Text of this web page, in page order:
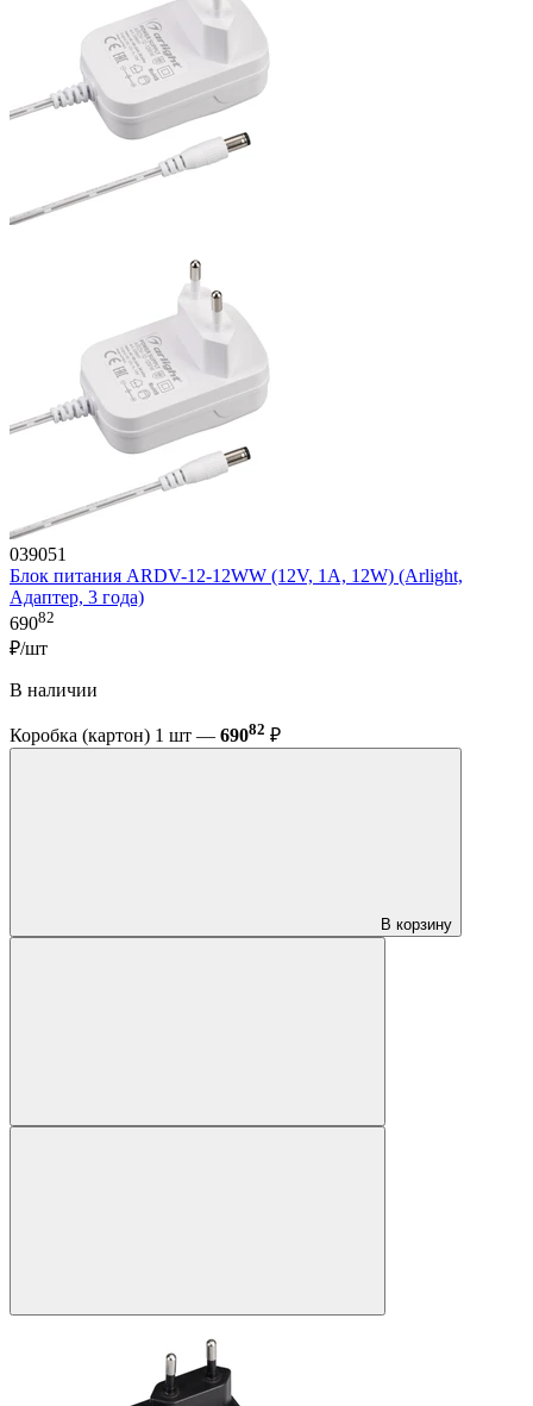
039051
Блок питания ARDV-12-12WW (12V, 1A, 12W) (Arlight,
Адаптер, 3 года)
69082
₽/шт
В наличии
Коробка (картон) 1 шт — 69082 ₽
В корзину